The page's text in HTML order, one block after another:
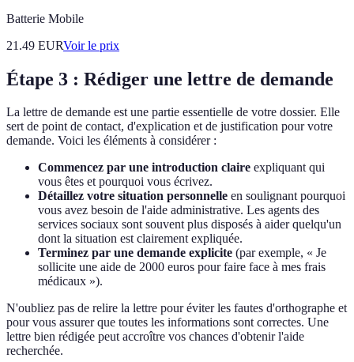
Batterie Mobile
21.49 EURVoir le prix
Étape 3 : Rédiger une lettre de demande
La lettre de demande est une partie essentielle de votre dossier. Elle
sert de point de contact, d'explication et de justification pour votre
demande. Voici les éléments à considérer :
Commencez par une introduction claire expliquant qui
vous êtes et pourquoi vous écrivez.
Détaillez votre situation personnelle en soulignant pourquoi
vous avez besoin de l'aide administrative. Les agents des
services sociaux sont souvent plus disposés à aider quelqu'un
dont la situation est clairement expliquée.
Terminez par une demande explicite (par exemple, « Je
sollicite une aide de 2000 euros pour faire face à mes frais
médicaux »).
N'oubliez pas de relire la lettre pour éviter les fautes d'orthographe et
pour vous assurer que toutes les informations sont correctes. Une
lettre bien rédigée peut accroître vos chances d'obtenir l'aide
recherchée.